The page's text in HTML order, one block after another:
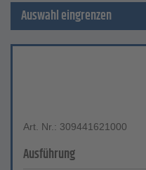
Auswahl eingrenzen
Art. Nr.: 309441621000
Ausführung